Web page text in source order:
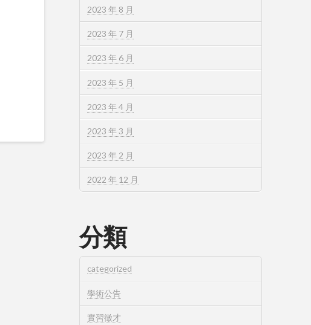
2023 年 8 月
2023 年 7 月
2023 年 6 月
2023 年 5 月
2023 年 4 月
2023 年 3 月
2023 年 2 月
2022 年 12 月
分類
categorized
學術公告
實習徵才